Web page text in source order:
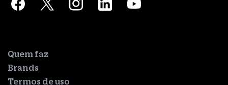
Quem faz
Brands
Termos de uso